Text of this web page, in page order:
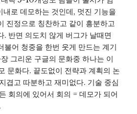
내로 데모하는 것인데, 멋진 기능을
진정으로 칭찬하고 같이 흥분하고
. 반면 의도치 않게 버그가 날때면
불어 청중을 한번 웃게 만드는 계기
그리운 구글의 문화중 하나는 이
문화다. 끝도없이 전략과 계획의 논
겹고 따분하고 재미없다. 기술 중심
회의에 있어서 회의 = 데모가 되어